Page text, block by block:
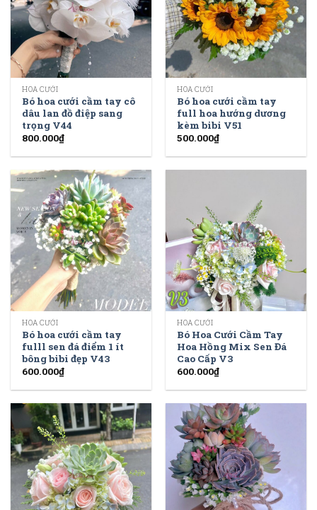
HOA CƯỚI
Bó hoa cưới cầm tay cô
dâu lan đồ điệp sang
trọng V44
800.000₫
HOA CƯỚI
Bó hoa cưới cầm tay
full hoa hướng dương
kèm bibi V51
500.000₫
HOA CƯỚI
Bó hoa cưới cầm tay
fulll sen đá điểm 1 ít
bông bibi đẹp V43
600.000₫
HOA CƯỚI
Bó Hoa Cưới Cầm Tay
Hoa Hồng Mix Sen Đá
Cao Cấp V3
600.000₫